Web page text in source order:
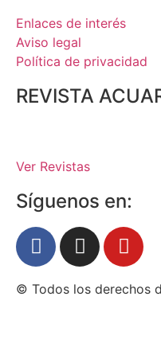
Enlaces de interés
Aviso legal
Política de privacidad
REVISTA
Ver Revistas
Síguenos en:
© Todos los derechos